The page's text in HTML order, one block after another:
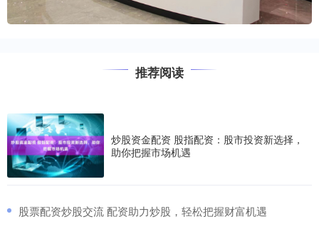
推荐阅读
炒股资金配资 股指配资：股市投资新选择，
助你把握市场机遇
​股票配资炒股交流 配资助力炒股，轻松把握财富机遇